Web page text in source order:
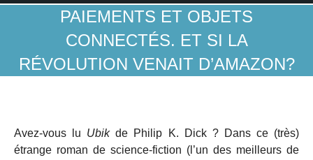
PAIEMENTS ET OBJETS
CONNECTÉS. ET SI LA
RÉVOLUTION VENAIT D’AMAZON?
Avez-vous lu Ubikde Philip K. Dick ? Dans ce (très)
étrange roman de science-fiction (l’un des meilleurs de